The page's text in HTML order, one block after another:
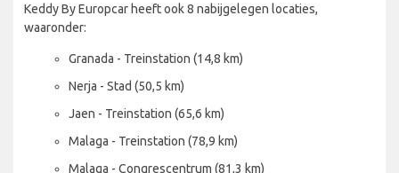
Keddy By Europcar heeft ook 8 nabijgelegen locaties,
waaronder:
Granada - Treinstation (14,8 km)
Nerja - Stad (50,5 km)
Jaen - Treinstation (65,6 km)
Malaga - Treinstation (78,9 km)
Malaga - Congrescentrum (81,3 km)